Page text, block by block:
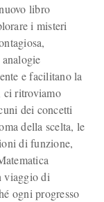
libro
i misteri
e facilitano la
ci ritroviamo
dei concetti
della scelta, le
di funzione,
viaggio di
ogni progresso